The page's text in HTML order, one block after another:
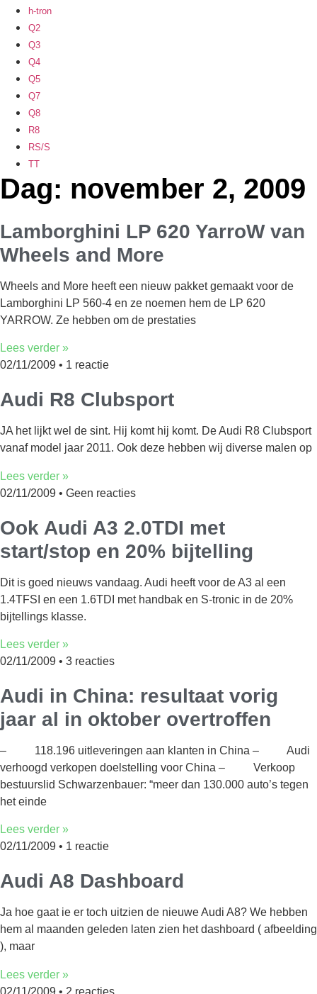
h-tron
Q2
Q3
Q4
Q5
Q7
Q8
R8
RS/S
TT
Dag: november 2, 2009
Lamborghini LP 620 YarroW van
Wheels and More
Wheels and More heeft een nieuw pakket gemaakt voor de
Lamborghini LP 560-4 en ze noemen hem de LP 620
YARROW. Ze hebben om de prestaties
Lees verder »
02/11/2009
1 reactie
Audi R8 Clubsport
JA het lijkt wel de sint. Hij komt hij komt. De Audi R8 Clubsport
vanaf model jaar 2011. Ook deze hebben wij diverse malen op
Lees verder »
02/11/2009
Geen reacties
Ook Audi A3 2.0TDI met
start/stop en 20% bijtelling
Dit is goed nieuws vandaag. Audi heeft voor de A3 al een
1.4TFSI en een 1.6TDI met handbak en S-tronic in de 20%
bijtellings klasse.
Lees verder »
02/11/2009
3 reacties
Audi in China: resultaat vorig
jaar al in oktober overtroffen
– 118.196 uitleveringen aan klanten in China – Audi
verhoogd verkopen doelstelling voor China – Verkoop
bestuurslid Schwarzenbauer: “meer dan 130.000 auto’s tegen
het einde
Lees verder »
02/11/2009
1 reactie
Audi A8 Dashboard
Ja hoe gaat ie er toch uitzien de nieuwe Audi A8? We hebben
hem al maanden geleden laten zien het dashboard ( afbeelding
), maar
Lees verder »
02/11/2009
2 reacties